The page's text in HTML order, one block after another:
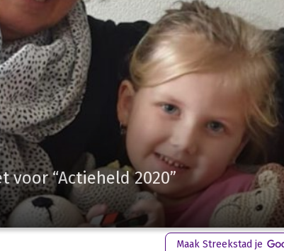
“Actieheld 2020”
Maak Streekstad je